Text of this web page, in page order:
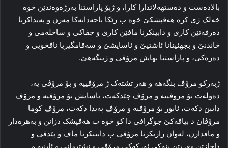
بالادەست و دەستهەلاتدارا کارا، و ژبۆ پاراستنا بەرژەوەندێن خوە
خەلک ژی کرە هەڤپشکێ خوە ب رێکا باجەدانەکا مەزن و پەیداکرنا
دەرفەتێن کاری و دابینکرنا مافێن کاری و جڤاکی و ساخلەمی و
خاندنێ و بجهئینانا ئاشتیێ و ئاسایشێ و سەقامگیریا ناڤخویی و
دەرەکی، و پاراستنا بهایێن مرۆڤی و ژینگەهێ.
ژبەرکو مرۆڤ بنگەهە و هەر تشتەک ژ مرۆڤییە و بۆ مرۆڤی یە،
دەولەت بۆ مروڤییە و مرۆڤ چێدکەت، ئاسایش بۆ مرۆڤیە و مرۆڤ
دابین دکەت، ئابور بۆ مرۆڤیە و مرۆڤ پەیدا دکەت، مرۆڤ کوما
مرۆڤان د بیاڤەکێ جوگرافی دا کو خوە ب هەڤپشک دزانن و بەهرەدار
و مافدارن، لەوان رازیکرنا مرۆڤی ب دابینکرنا ماف و پێدڤی و